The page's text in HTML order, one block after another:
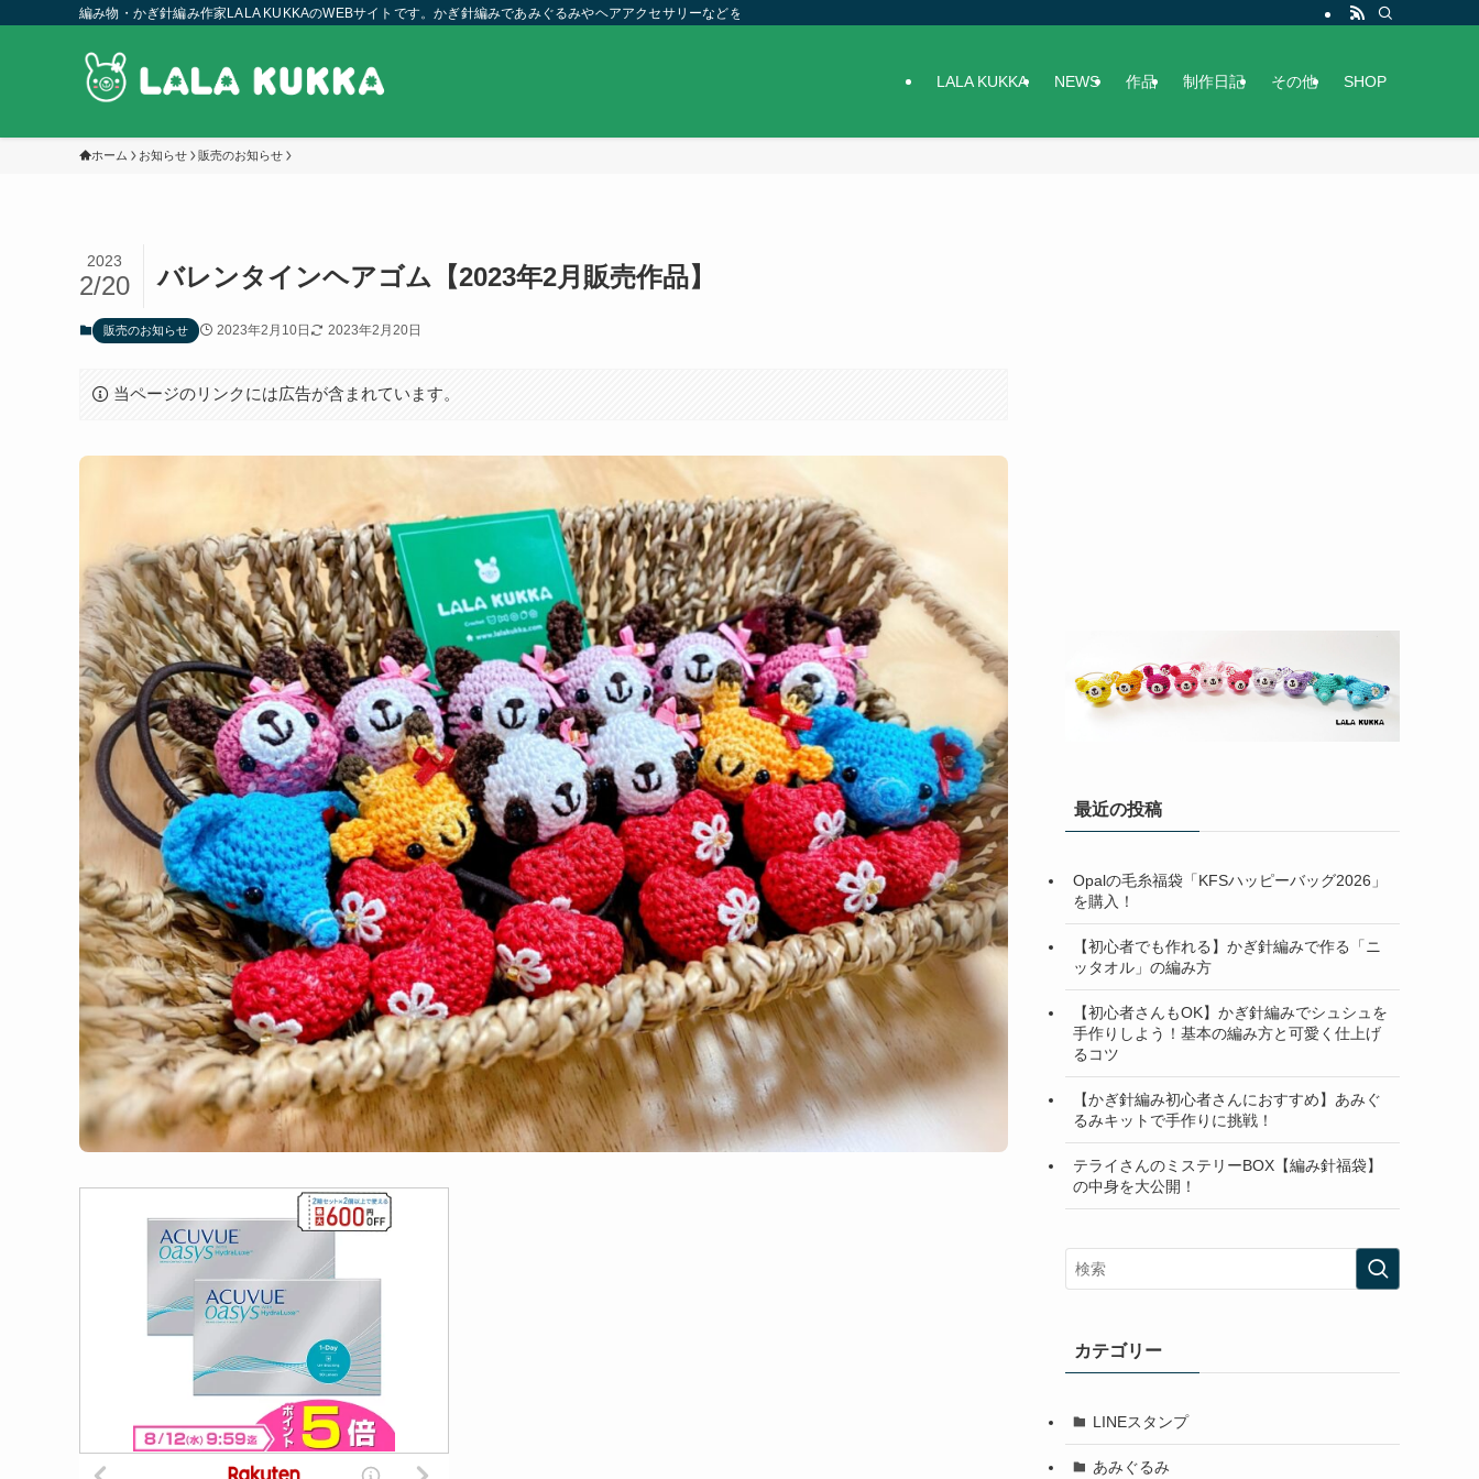
編み物・かぎ針編み作家LALA KUKKAのWEBサイトです。かぎ針編みであみぐるみやヘアアクセサリーなどを作っています。
LALA KUKKA NEWS 作品 制作日記 その他 SHOP
ホーム お知らせ 販売のお知らせ
バレンタインヘアゴム【2023年2月販売作品】
2023
2/20
販売のお知らせ 2023年2月10日 2023年2月20日
当ページのリンクには広告が含まれています。
最近の投稿
Opalの毛糸福袋「KFSハッピーバッグ2026」
を購入！
【初心者でも作れる】かぎ針編みで作る「ニ
ッタオル」の編み方
【初心者さんもOK】かぎ針編みでシュシュを
手作りしよう！基本の編み方と可愛く仕上げ
るコツ
【かぎ針編み初心者さんにおすすめ】あみぐ
るみキットで手作りに挑戦！
テライさんのミステリーBOX【編み針福袋】
の中身を大公開！
カテゴリー
LINEスタンプ
あみぐるみ